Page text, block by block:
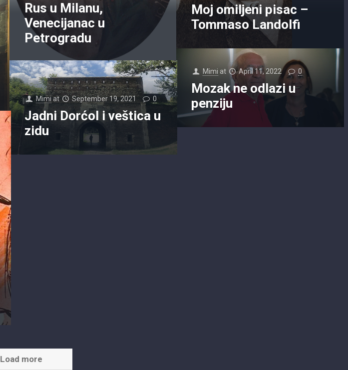
Rus u Milanu,
Venecijanac u
Petrogradu
Moj omiljeni pisac –
Tommaso Landolfi
Mimi at April 11, 2022 0
Mozak ne odlazi u
penziju
Mimi at September 19, 2021 0
Jadni Dorćol i veštica u
zidu
Load more